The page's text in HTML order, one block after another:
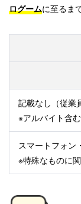
ログームに至るま
記載なし（従業
※アルバイト含
スマートフォン
※特殊なものに